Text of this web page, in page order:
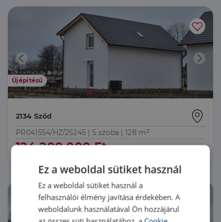
Újépítésű
2134 Sződ
PR041554/HZ/25245 |5 szoba | 128 m²
124 200 000 Ft
Ez a weboldal sütiket használ
Ez a weboldal sütiket használ a
felhasználói élmény javítása érdekében. A
weboldalunk használatával Ön hozzájárul